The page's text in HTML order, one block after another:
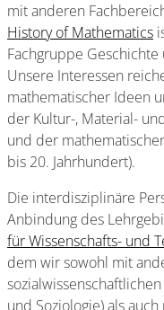
mit anderen
History of Mathematics
Fachgruppe
Unsere Interessen
mathematischer Ideen
der Kultur-, Material-
und der
bis 20. Jahrhundert).
Die interdisziplinäre
Anbindung des
für Wissenschafts- und
dem wir sowohl mit
und Soziologie) als